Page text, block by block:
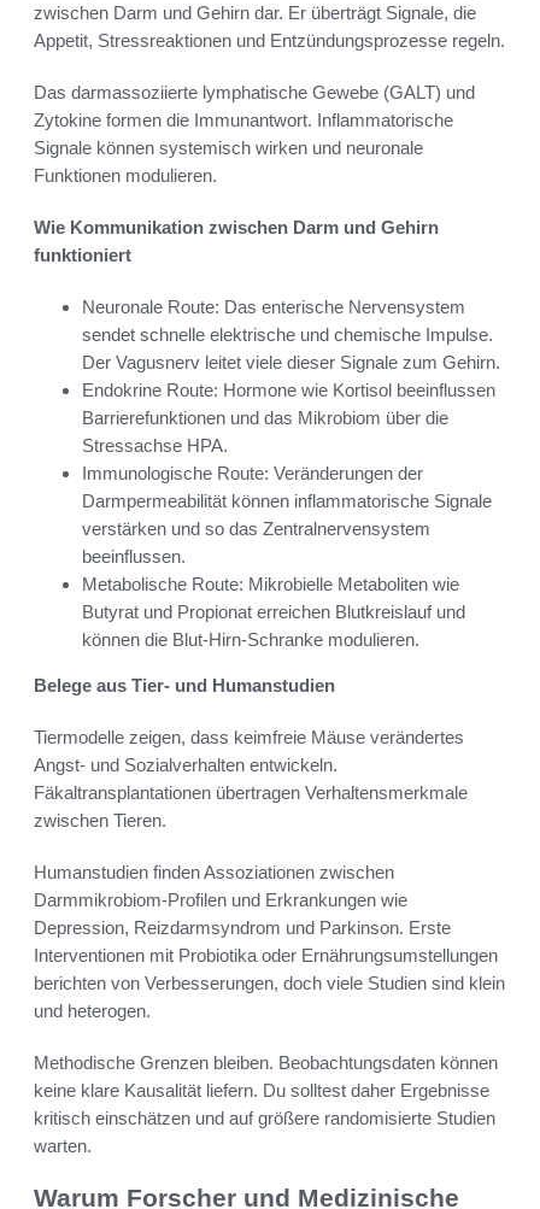
zwischen Darm und Gehirn dar. Er überträgt Signale, die
Appetit, Stressreaktionen und Entzündungsprozesse regeln.
Das darmassoziierte lymphatische Gewebe (GALT) und
Zytokine formen die Immunantwort. Inflammatorische
Signale können systemisch wirken und neuronale
Funktionen modulieren.
Wie Kommunikation zwischen Darm und Gehirn
funktioniert
Neuronale Route: Das enterische Nervensystem
sendet schnelle elektrische und chemische Impulse.
Der Vagusnerv leitet viele dieser Signale zum Gehirn.
Endokrine Route: Hormone wie Kortisol beeinflussen
Barrierefunktionen und das Mikrobiom über die
Stressachse HPA.
Immunologische Route: Veränderungen der
Darmpermeabilität können inflammatorische Signale
verstärken und so das Zentralnervensystem
beeinflussen.
Metabolische Route: Mikrobielle Metaboliten wie
Butyrat und Propionat erreichen Blutkreislauf und
können die Blut-Hirn-Schranke modulieren.
Belege aus Tier- und Humanstudien
Tiermodelle zeigen, dass keimfreie Mäuse verändertes
Angst- und Sozialverhalten entwickeln.
Fäkaltransplantationen übertragen Verhaltensmerkmale
zwischen Tieren.
Humanstudien finden Assoziationen zwischen
Darmmikrobiom-Profilen und Erkrankungen wie
Depression, Reizdarmsyndrom und Parkinson. Erste
Interventionen mit Probiotika oder Ernährungsumstellungen
berichten von Verbesserungen, doch viele Studien sind klein
und heterogen.
Methodische Grenzen bleiben. Beobachtungsdaten können
keine klare Kausalität liefern. Du solltest daher Ergebnisse
kritisch einschätzen und auf größere randomisierte Studien
warten.
Warum Forscher und Medizinische